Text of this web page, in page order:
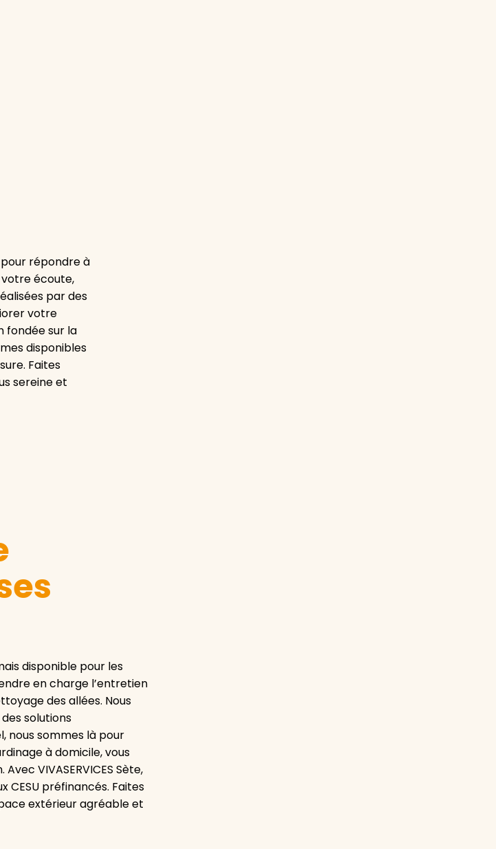
pour répondre à
votre écoute,
par des
votre
fondée sur la
disponibles
Faites
sereine et
disponible pour les
en charge l’entretien
des allées. Nous
solutions
nous sommes là pour
à domicile, vous
VIVASERVICES Sète,
CESU préfinancés. Faites
extérieur agréable et